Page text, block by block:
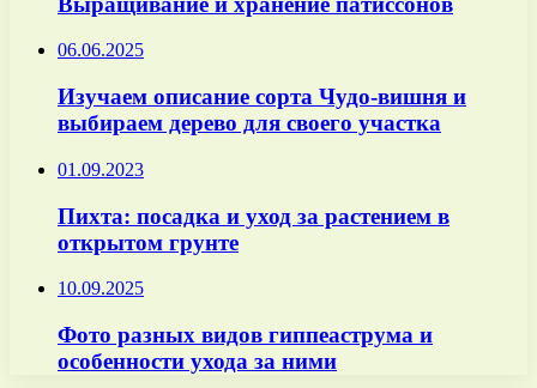
06.06.2025
Изучаем описание сорта Чудо-вишня и
выбираем дерево для своего участка
01.09.2023
Пихта: посадка и уход за растением в
открытом грунте
10.09.2025
Фото разных видов гиппеаструма и
особенности ухода за ними